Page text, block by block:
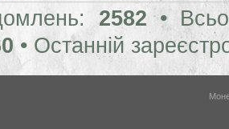
2582 •
• Останній